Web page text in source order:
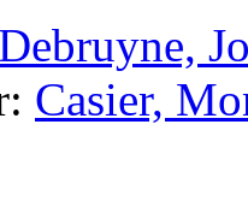
Debruyne,
Casier,